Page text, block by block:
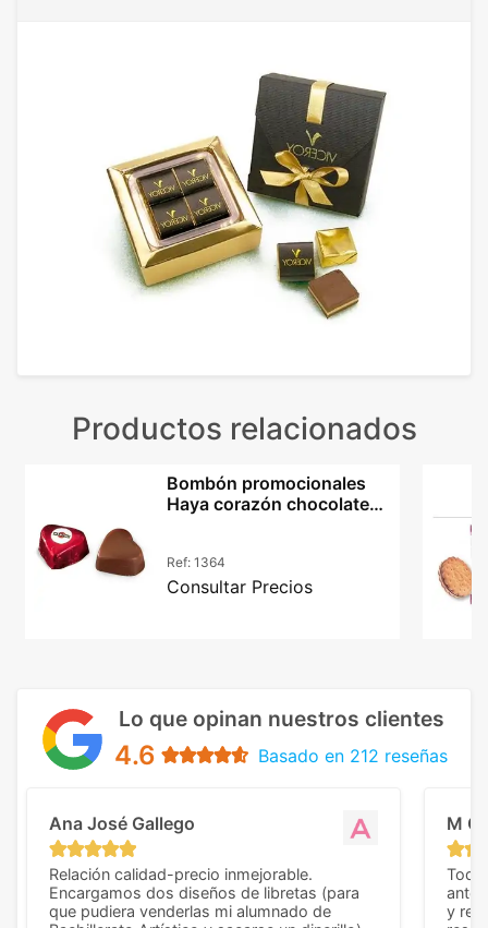
Productos relacionados
Bombón promocionales
Haya corazón chocolate
Ref: 1364
Consultar Precios
Lo que opinan nuestros clientes
4.6 Basado en 212 reseñas
Ana José Gallego
Relación calidad-precio inmejorable.
Encargamos dos diseños de libretas (para
que pudiera venderlas mi alumnado de
M C
Todo
y